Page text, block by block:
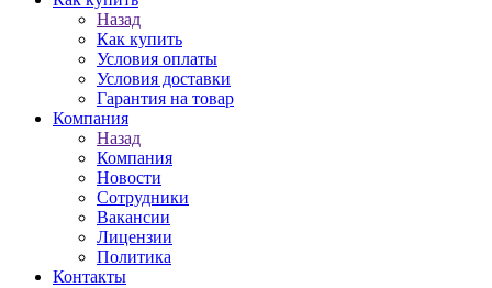
Назад
Как купить
Условия оплаты
Условия доставки
Гарантия на товар
Компания
Назад
Компания
Новости
Сотрудники
Вакансии
Лицензии
Политика
Контакты